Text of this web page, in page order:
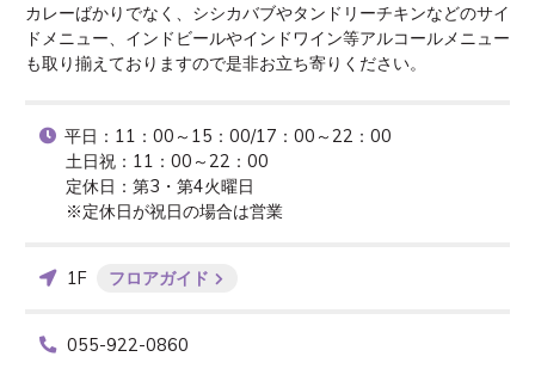
カレーばかりでなく、シシカバブやタンドリーチキンなどのサイ
ドメニュー、インドビールやインドワイン等アルコールメニュー
も取り揃えておりますので是非お立ち寄りください。
平日：11：00～15：00/17：00～22：00
土日祝：11：00～22：00
定休日：第3・第4火曜日
※定休日が祝日の場合は営業
1F フロアガイド
055-922-0860